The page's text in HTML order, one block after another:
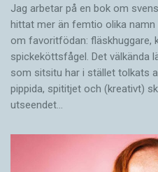
Jag arbetar på en bok om
hittat mer än femtio olika namn
om favoritfödan: fläskhuggare,
spickeköttsfågel. Det välkända
som sitsitu har i stället tolkats
pippida, spititjet och (kreativt)
utseendet…